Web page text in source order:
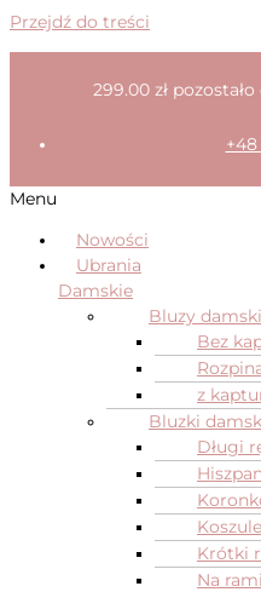
Przejdź do treści
299.00 zł
Menu
Nowości
Ubrania
Damskie
Bluzy
Bez
z
Bluzki
Długi
Koszule
Krótki
Na